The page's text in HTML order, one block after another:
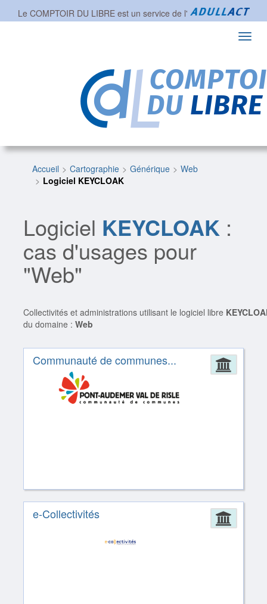
Le COMPTOIR DU LIBRE est un service de l'
Accueil Cartographie Générique
Web
Logiciel KEYCLOAK
Logiciel KEYCLOAK :
cas d'usages pour
"Web"
Collectivités et administrations utilisant le logiciel libre
du domaine :Web
Communauté de communes...
e-Collectivités